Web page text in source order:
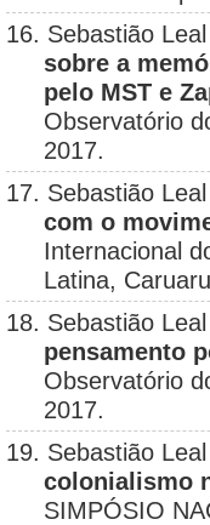
16. Sebastião
sobre a
pelo MST e
Observatório
2017.
17. Sebastião
com o
Internacional
Latina,
18. Sebastião
pensamento
Observatório
2017.
19. Sebastião
colonialismo
SIMPÓSIO